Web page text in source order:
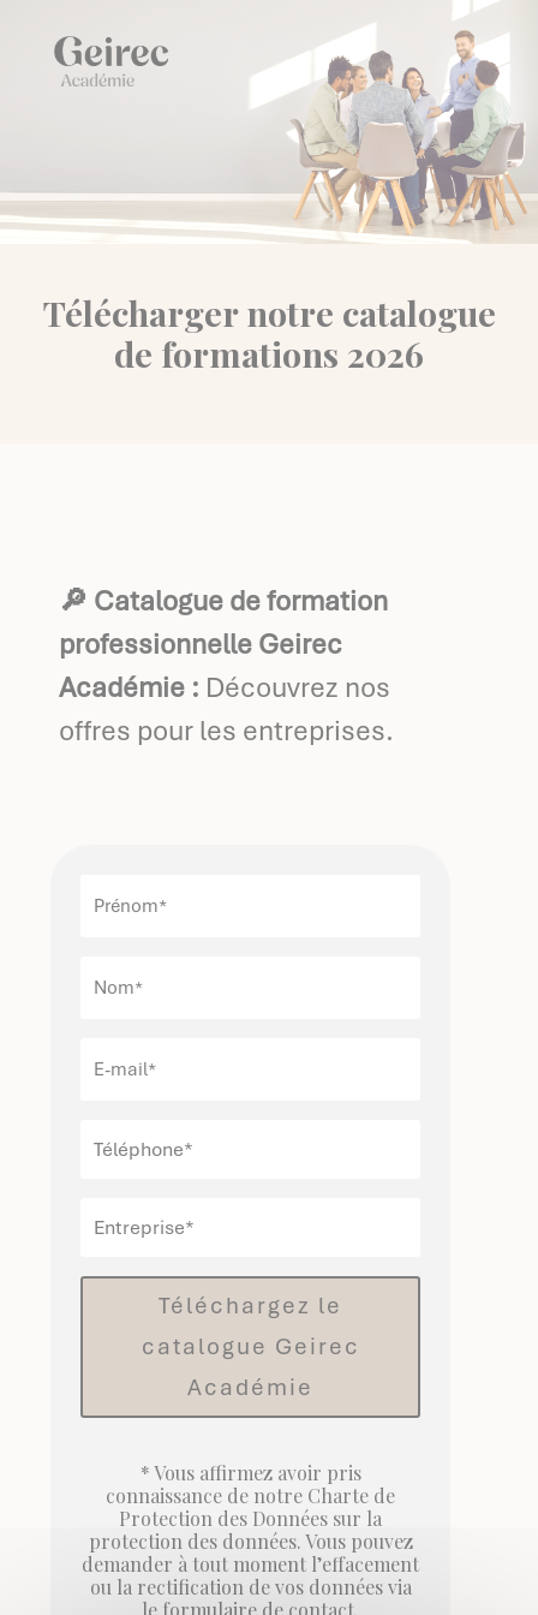
Télécharger notre catalogue
de formations 2026
🔎 Catalogue de formation
professionnelle Geirec
Académie : Découvrez nos
offres pour les entreprises.
Téléchargez le
catalogue Geirec
Académie
* Vous affirmez avoir pris
connaissance de notre Charte de
Protection des Données sur la
protection des données. Vous pouvez
demander à tout moment l’effacement
ou la rectification de vos données via
le formulaire de contact.